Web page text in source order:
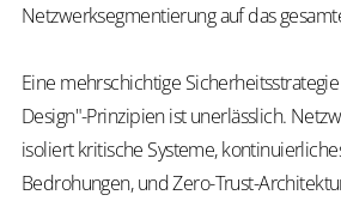
Netzwerksegmentierung auf das
Eine mehrschichtige
Design"-Prinzipien ist unerlässlich.
isoliert kritische Systeme,
Bedrohungen, und Zero-Trust-